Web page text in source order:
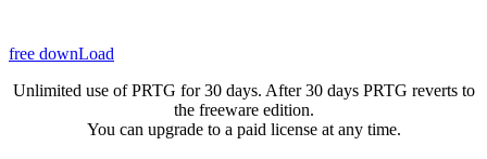
free downLoad
Unlimited use of PRTG for 30 days. After 30 days PRTG reverts to
the freeware edition.
You can upgrade to a paid license at any time.